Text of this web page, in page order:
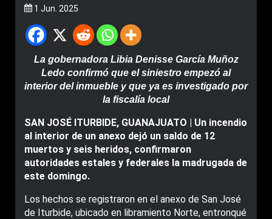
1 Jun. 2025
La gobernadora Libia Denisse García Muñoz
Ledo confirmó que el siniestro empezó al
interior del inmueble y que ya es investigado por
la fiscalía local
SAN JOSÉ ITURBIDE, GUANAJUATO | Un incendio
al interior de un anexo dejó un saldo de 12
muertos y seis heridos, confirmaron
autoridades estales y federales la madrugada de
este domingo.
Los hechos se registraron en el anexo de San José
de Iturbide, ubicado en libramiento Norte, entronqué